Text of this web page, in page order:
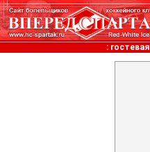
: гостевая